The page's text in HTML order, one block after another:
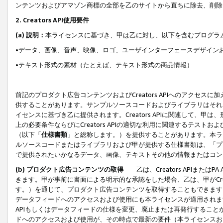
ンテンツおよびアマゾン商標の全部を乙のサイトから直ちに除去、削
2. Creators API使用要件
(a) 説明： 本ライセンスに基づき、甲は乙に対し、以下を含むプログ
•データ、画像、音声、映像、ロゴ、ユーザインターフェースデザイ
•テキスト形式の素材（たとえば、テキスト形式の商品情報）
前記のプロダクト広告コンテンツおよびCreators APIへのアクセスに
供することがあります。サンプルソースコードおよびライブラリはそ
イセンスに基づき乙に提供されます。Creators APIに関連して、甲は
上の必要条件ならびにCreators APIの適切な利用に関連するテストお
（以下「仕様書類」と総称します。）を提供することがあります。本
ルソースコードまたはライブラリおよび甲が提供する仕様書類は、「
で提供されたいかなるデータ、画像、テキストその他の情報またはコ
(b) プロダクト広告コンテンツの取得
乙は、Creators APIまたはPA
きます。甲が事前に書面による明示的な承認をした場合、乙は、甲が
す。）を通じて、プロダクト広告コンテンツを取得することもできま
データフィードへのアクセスおよび使用にも本ライセンスが適用され
APIもしくはデータフィードの仕様を変更、廃止または再発行するこ
ドへのアクセスおよび使用が、その時点で最新の要件（本ライセン